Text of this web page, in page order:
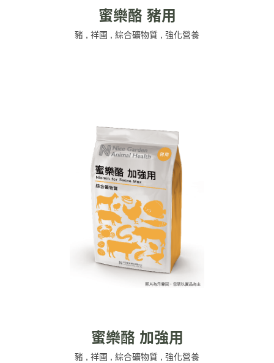
蜜樂酪 豬用
豬 , 祥圃 , 綜合礦物質 , 強化營養
蜜樂酪 加強用
豬 , 祥圃 , 綜合礦物質 , 強化營養